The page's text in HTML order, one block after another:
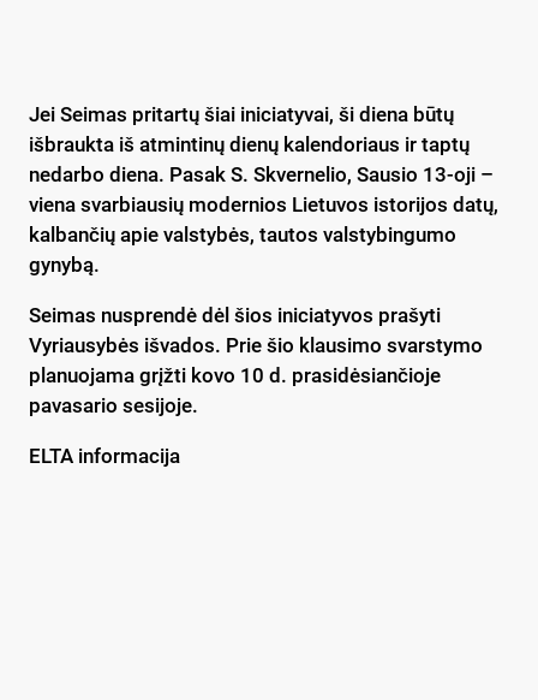
Jei Seimas pritartų šiai iniciatyvai, ši diena būtų
išbraukta iš atmintinų dienų kalendoriaus ir taptų
nedarbo diena. Pasak S. Skvernelio, Sausio 13-oji –
viena svarbiausių modernios Lietuvos istorijos datų,
kalbančių apie valstybės, tautos valstybingumo
gynybą.
Seimas nusprendė dėl šios iniciatyvos prašyti
Vyriausybės išvados. Prie šio klausimo svarstymo
planuojama grįžti kovo 10 d. prasidėsiančioje
pavasario sesijoje.
ELTA informacija